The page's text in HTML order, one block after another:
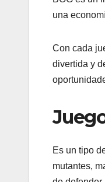
una
Con cada
divertida y
Es un tipo
mutantes,